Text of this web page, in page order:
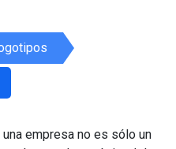
empresa no es sólo un